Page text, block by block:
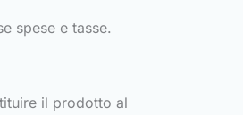
spese e tasse.
il prodotto al